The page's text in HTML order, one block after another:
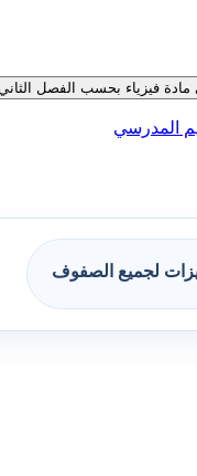
بحسب الفصل الثاني في
المدرسي
لجميع الصفوف